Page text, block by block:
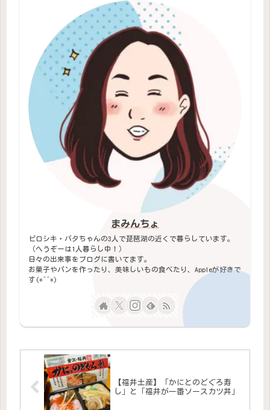
まみんちょ
ピロシキ・バタちゃんの3人で琵琶湖の近くで暮らしています。
（へうぞーは1人暮らし中！）
日々の出来事をブログに書いてます。
お菓子やパンを作ったり、美味しいもの食べたり、Appleが好きで
す(*^^*)
【福井土産】「かにとのどぐろ寿
し」と「福井が一番ソースカツ丼」